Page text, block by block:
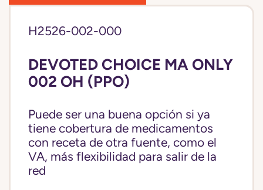
H2526-002-000
DEVOTED CHOICE MA ONLY
002 OH (PPO)
Puede ser una buena opción si ya
tiene cobertura de medicamentos
con receta de otra fuente, como el
VA, más flexibilidad para salir de la
red